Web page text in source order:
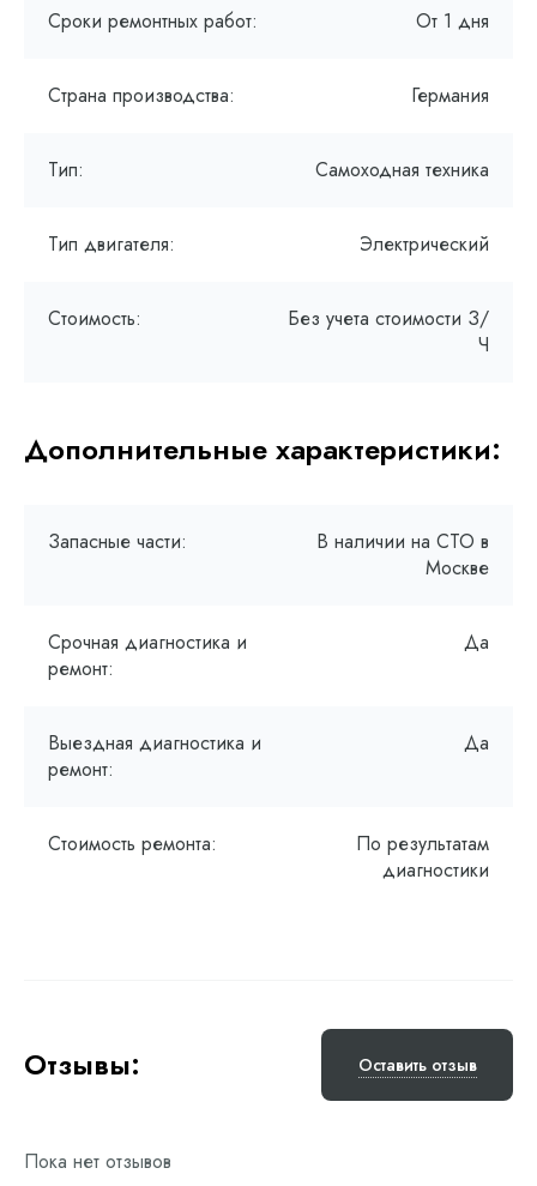
Сроки ремонтных работ: От 1 дня
Страна производства: Германия
Тип: Самоходная техника
Тип двигателя: Электрический
Стоимость:
Без учета стоимости З/
Ч
Дополнительные характеристики:
Запасные части:
В наличии на СТО в
Москве
Срочная диагностика и
ремонт:
Да
Выездная диагностика и
ремонт:
Да
Стоимость ремонта:
По результатам
диагностики
Отзывы: Оставить отзыв
Пока нет отзывов